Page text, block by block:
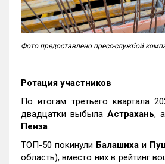
Фото предоставлено пресс-службой
Ротация участников
По итогам третьего квартала
двадцатки выбыла Астрахань,
Пенза.
ТОП-50 покинули Балашиха и
область), вместо них в рейтинг